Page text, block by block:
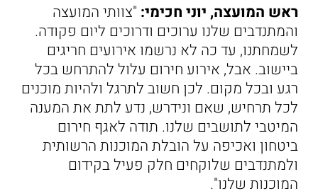
ראש המועצה, יוני חכימי: "צוותי המועצה
והמתנדבים שלנו ערוכים ודרוכים ליום פקודה.
לשמחתנו, עד כה לא נרשמו אירועים חריגים
ביישוב. אבל, אירוע חירום עלול להתרחש בכל
רגע ובכל מקום. לכן חשוב לתרגל ולהיות מוכנים
לכל תרחיש, שאם ונידרש, נדע לתת את המענה
המיטבי לתושבים שלנו. תודה לאגף חירום
ביטחון ואכיפה על הובלת המוכנות הרשותית
ולמתנדבים שלוקחים חלק פעיל בקידום
המוכנות שלנו".